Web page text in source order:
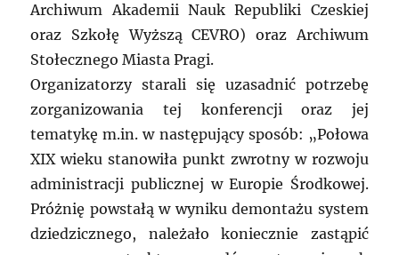
Archiwum Akademii Nauk Republiki Czeskiej
oraz Szkołę Wyższą CEVRO) oraz Archiwum
Stołecznego Miasta Pragi.
Organizatorzy starali się uzasadnić potrzebę
zorganizowania tej konferencji oraz jej
tematykę m.in. w następujący sposób: „Połowa
XIX wieku stanowiła punkt zwrotny w rozwoju
administracji publicznej w Europie Środkowej.
Próżnię powstałą w wyniku demontażu system
dziedzicznego, należało koniecznie zastąpić